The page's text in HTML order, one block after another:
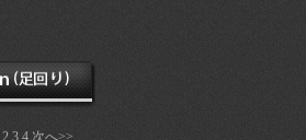
2 3 4 次へ>>